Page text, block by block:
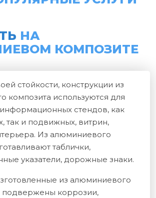
НА
КОМПОЗИТЕ
стойкости, конструкции из
композита используются для
стендов, как
так и подвижных, витрин,
Из алюминиевого
таблички,
указатели, дорожные знаки.
из алюминиевого
подвержены коррозии,